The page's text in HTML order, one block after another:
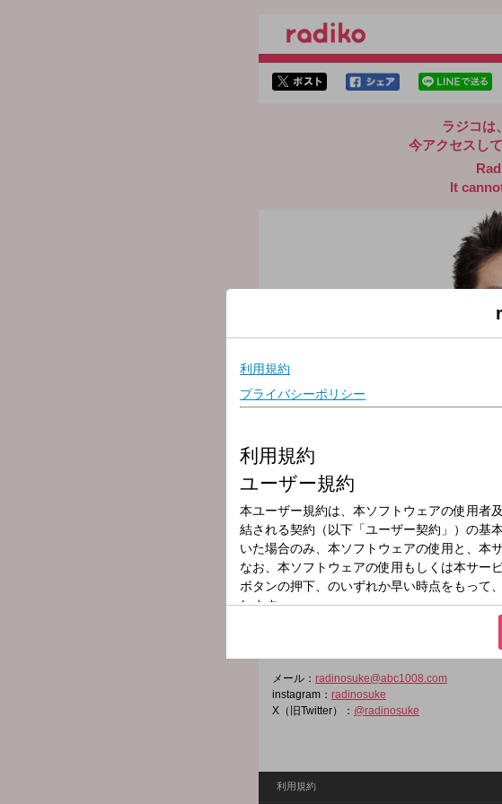
ラジコは
今アクセスし
It
放送局
放送時間
2025年7月13日（日）21:00～21:30
番組名
Sky presents 中村七之助のラジのす
歌舞伎に留まらず、様々な分野で活躍中の中
普段聞くことのできないプライベートや交友
メール： radinosuke@abc1008.com
instagram： radinosuke
X（旧Twitter）： @radinosuke
利用規約